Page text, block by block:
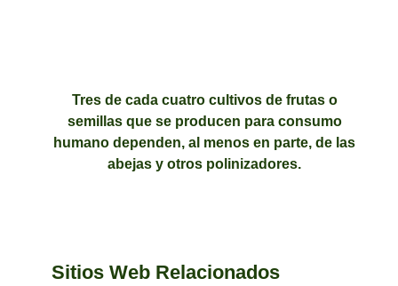
Tres de cada cuatro cultivos de frutas o
semillas que se producen para consumo
humano dependen, al menos en parte, de las
abejas y otros polinizadores.
Sitios Web Relacionados